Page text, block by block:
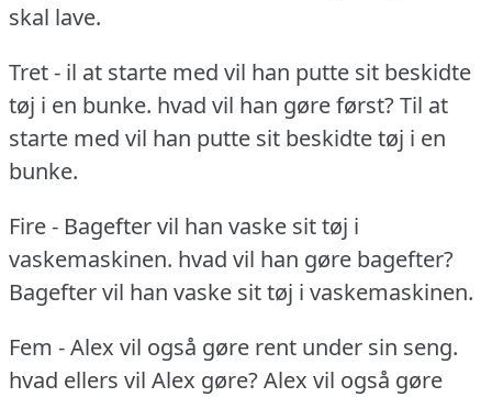
skal lave.
Tret - il at starte med vil han putte sit beskidte
tøj i en bunke. hvad vil han gøre først?Til at
starte med vil han putte sit beskidte tøj i en
bunke.
Fire - Bagefter vil han vaske sit tøj i
vaskemaskinen. hvad vil han gøre bagefter?
Bagefter vil han vaske sit tøj i vaskemaskinen.
Fem - Alex vil også gøre rent under sin seng.
hvad ellers vil Alex gøre?Alex vil også gøre